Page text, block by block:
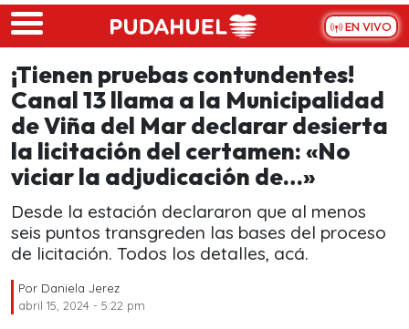
Skip to main content
EN VIVO
¡Tienen pruebas contundentes!
Canal 13 llama a la Municipalidad
de Viña del Mar declarar desierta
la licitación del certamen: «No
viciar la adjudicación de…»
Desde la estación declararon que al menos
seis puntos transgreden las bases del proceso
de licitación. Todos los detalles, acá.
Por Daniela Jerez
abril 15, 2024 - 5:22 pm